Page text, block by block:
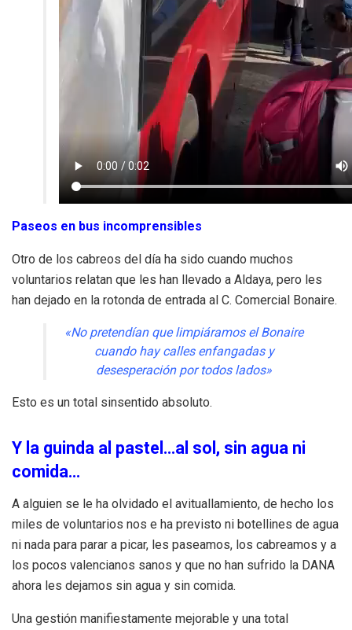
Paseos en bus incomprensibles
Otro de los cabreos del día ha sido cuando muchos
voluntarios relatan que les han llevado a Aldaya, pero les
han dejado en la rotonda de entrada al C. Comercial Bonaire.
«No pretendían que limpiáramos el Bonaire
cuando hay calles enfangadas y
desesperación por todos lados»
Esto es un total sinsentido absoluto.
Y la guinda al pastel…al sol, sin agua ni
comida…
A alguien se le ha olvidado el avituallamiento, de hecho los
miles de voluntarios nos e ha previsto ni botellines de agua
ni nada para parar a picar, les paseamos, los cabreamos y a
los pocos valencianos sanos y que no han sufrido la DANA
ahora les dejamos sin agua y sin comida.
Una gestión manifiestamente mejorable y una total